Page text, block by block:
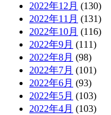
2022年12月 (130)
2022年11月 (131)
2022年10月 (116)
2022年9月 (111)
2022年8月 (98)
2022年7月 (101)
2022年6月 (93)
2022年5月 (103)
2022年4月 (103)